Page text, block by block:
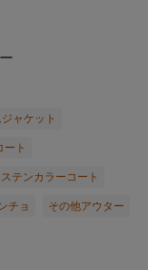
ャケット
ート
ステンカラーコート
チョ その他アウター